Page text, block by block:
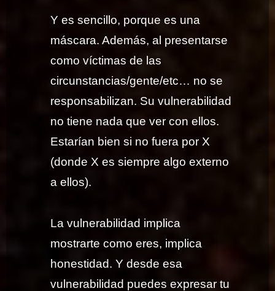
Y es sencillo, porque es una
máscara. Además, al presentarse
como víctimas de las
circunstancias/gente/etc… no se
responsabilizan. Su vulnerabilidad
no tiene nada que ver con ellos.
Estarían bien si no fuera por X
(donde X es siempre algo externo
a ellos).
La vulnerabilidad implica
mostrarte como eres, implica
honestidad. Y desde esa
vulnerabilidad puedes expresar tu